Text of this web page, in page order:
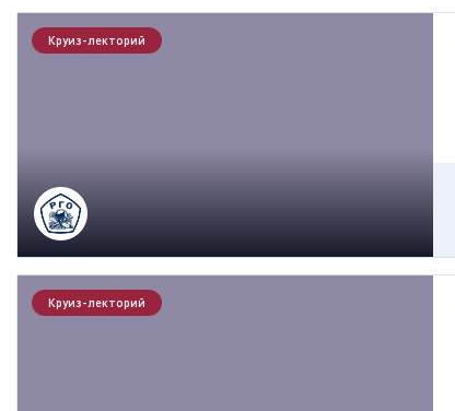
Круиз-лекторий
Круиз-лекторий